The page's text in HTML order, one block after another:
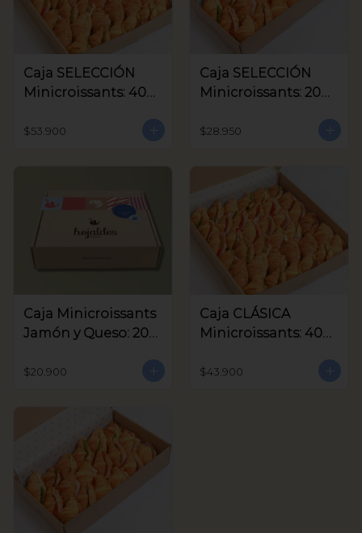
Caja SELECCIÓN
Minicroissants: 40
$53.900
Caja SELECCIÓN
Minicroissants: 20
$28.950
Caja Minicroissants
Jamón y Queso: 20
$20.900
Caja CLÁSICA
Minicroissants: 40
$43.900